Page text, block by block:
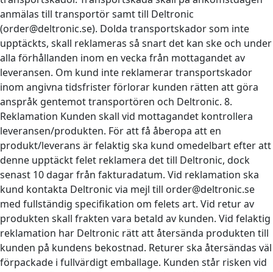
anmälas till transportör samt till Deltronic
(order@deltronic.se). Dolda transportskador som inte
upptäckts, skall reklameras så snart det kan ske och under
alla förhållanden inom en vecka från mottagandet av
leveransen. Om kund inte reklamerar transportskador
inom angivna tidsfrister förlorar kunden rätten att göra
anspråk gentemot transportören och Deltronic. 8.
Reklamation Kunden skall vid mottagandet kontrollera
leveransen/produkten. För att få åberopa att en
produkt/leverans är felaktig ska kund omedelbart efter att
denne upptäckt felet reklamera det till Deltronic, dock
senast 10 dagar från fakturadatum. Vid reklamation ska
kund kontakta Deltronic via mejl till order@deltronic.se
med fullständig specifikation om felets art. Vid retur av
produkten skall frakten vara betald av kunden. Vid felaktig
reklamation har Deltronic rätt att återsända produkten till
kunden på kundens bekostnad. Returer ska återsändas väl
förpackade i fullvärdigt emballage. Kunden står risken vid